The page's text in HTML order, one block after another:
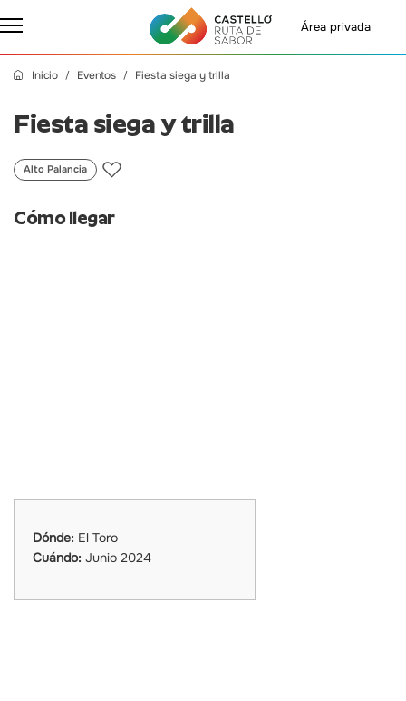
Área privada
Inicio Eventos Fiesta siega y trilla
Fiesta siega y trilla
Alto Palancia
Cómo llegar
Dónde: El Toro
Cuándo: Junio 2024